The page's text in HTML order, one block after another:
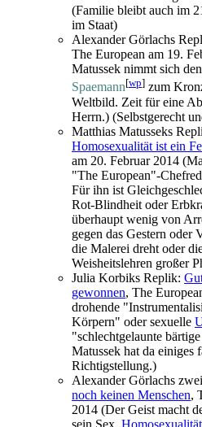
(Familie bleibt auch im
im Staat)
Alexander Görlachs
The European am 19.
Matussek nimmt sich
Spaemann[wp] zum
Weltbild. Zeit für eine
Herrn.) (Selbstgerecht
Matthias Matusseks
Homosexualität ist ein
am 20. Februar 2014
"The European"-
Für ihn ist
Rot-Blindheit oder
überhaupt wenig von
gegen das Gestern oder
die Malerei dreht oder
Weisheitslehren großer
Julia Korbiks Replik:
gewonnen, The
drohende
Körpern" oder sexuelle
"schlechtgelaunte
Matussek hat da einiges
Richtigstellung.)
Alexander Görlachs
noch keinen Menschen,
2014 (Der Geist macht
sein Sex. Homosexualität